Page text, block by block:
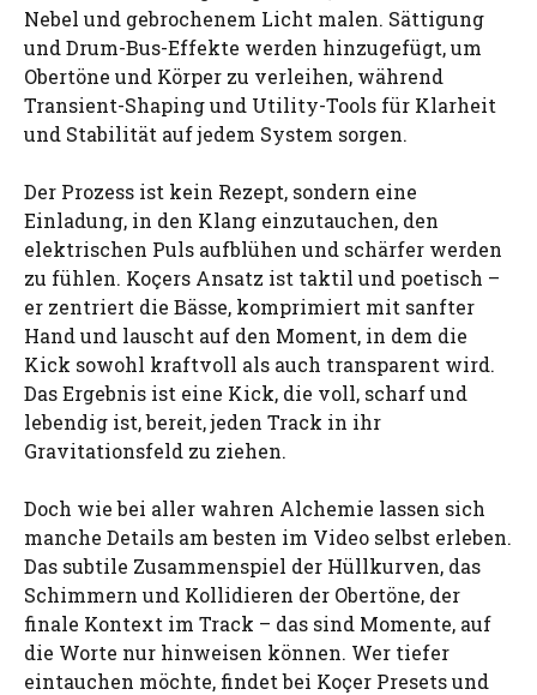
Nebel und gebrochenem Licht malen. Sättigung
und Drum-Bus-Effekte werden hinzugefügt, um
Obertöne und Körper zu verleihen, während
Transient-Shaping und Utility-Tools für Klarheit
und Stabilität auf jedem System sorgen.
Der Prozess ist kein Rezept, sondern eine
Einladung, in den Klang einzutauchen, den
elektrischen Puls aufblühen und schärfer werden
zu fühlen. Koçers Ansatz ist taktil und poetisch –
er zentriert die Bässe, komprimiert mit sanfter
Hand und lauscht auf den Moment, in dem die
Kick sowohl kraftvoll als auch transparent wird.
Das Ergebnis ist eine Kick, die voll, scharf und
lebendig ist, bereit, jeden Track in ihr
Gravitationsfeld zu ziehen.
Doch wie bei aller wahren Alchemie lassen sich
manche Details am besten im Video selbst erleben.
Das subtile Zusammenspiel der Hüllkurven, das
Schimmern und Kollidieren der Obertöne, der
finale Kontext im Track – das sind Momente, auf
die Worte nur hinweisen können. Wer tiefer
eintauchen möchte, findet bei Koçer Presets und